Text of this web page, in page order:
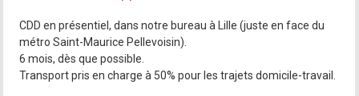
CDD en présentiel, dans notre bureau à Lille (juste en face du
métro Saint-Maurice Pellevoisin).
6 mois, dès que possible.
Transport pris en charge à 50% pour les trajets domicile-travail.